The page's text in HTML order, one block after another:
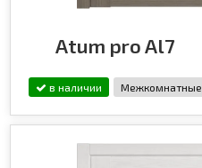
Atum pro Al7
в наличии Межкомнатные